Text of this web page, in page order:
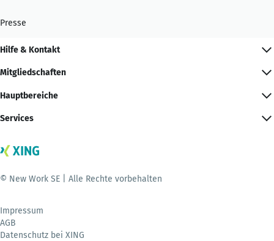
Presse
Hilfe & Kontakt
Mitgliedschaften
Hauptbereiche
Services
© New Work SE | Alle Rechte vorbehalten
Impressum
AGB
Datenschutz bei XING